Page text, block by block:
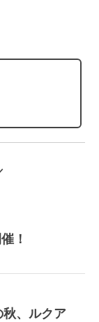
！
秋、ルクア